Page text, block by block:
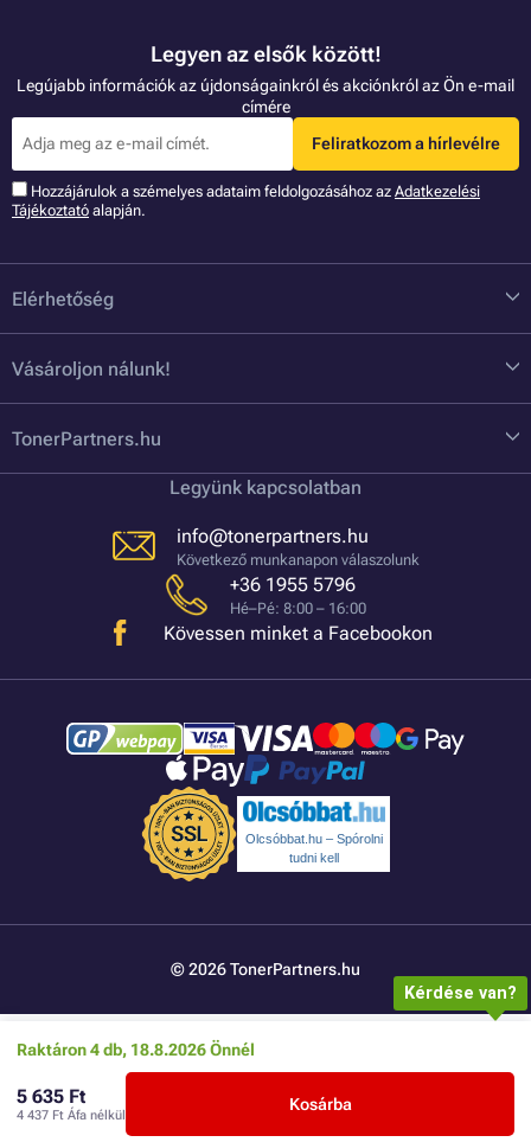
Raktáron 4 db, 18.8.2026 Önnél
5 635 Ft
4 437 Ft Áfa nélkül
Kosárba
Legyen az elsők között!
Legújabb információk az újdonságainkról és akciónkról az Ön e-mail
címére
Feliratkozom a hírlevélre
Hozzájárulok a szémelyes adataim feldolgozásához az Adatkezelési
Tájékoztató alapján.
Elérhetőség
Vásároljon nálunk!
TonerPartners.hu
Legyünk kapcsolatban
info@tonerpartners.hu
Következő munkanapon válaszolunk
+36 1955 5796
Hé–Pé: 8:00 – 16:00
Kövessen minket a Facebookon
Olcsóbbat.hu – Spórolni
tudni kell
© 2026 TonerPartners.hu
Kérdése van?